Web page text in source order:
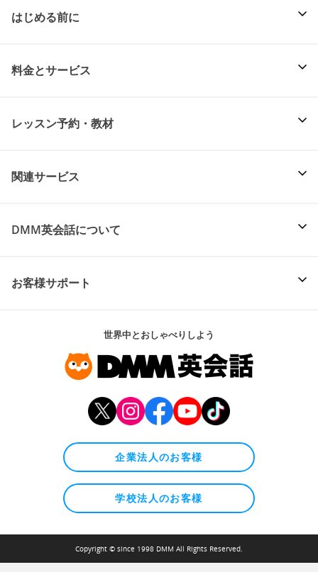
はじめる前に
料金とサービス
レッスン予約・教材
関連サービス
DMM英会話について
お客様サポート
世界中とおしゃべりしよう
企業法人のお客様
学校法人のお客様
Copyright © since 1998 DMM All Rights Reserved.